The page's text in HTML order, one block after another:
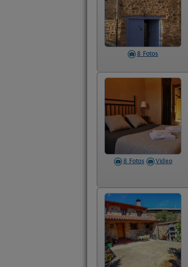
8 Fotos
8 Fotos Video